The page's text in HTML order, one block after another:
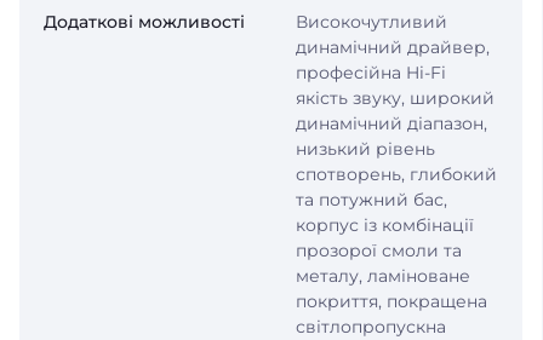
Додаткові можливості
Високочутливий
динамічний драйвер,
професійна Hi-Fi
якість звуку, широкий
динамічний діапазон,
низький рівень
спотворень, глибокий
та потужний бас,
корпус із комбінації
прозорої смоли та
металу, ламіноване
покриття, покращена
світлопропускна